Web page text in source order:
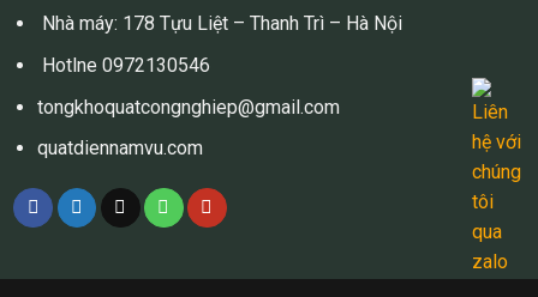
Nhà máy: 178 Tựu Liệt – Thanh Trì – Hà Nội
Hotlne 0972130546
tongkhoquatcongnghiep@gmail.com
quatdiennamvu.com